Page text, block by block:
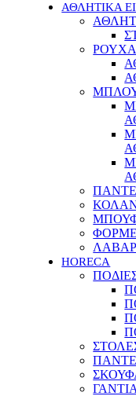
ΑΘΛΗΤΙΚΑ
HORECA